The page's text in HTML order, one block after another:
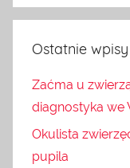
Ostatnie wpisy
Zaćma u
diagnostyka we
Okulista
pupila